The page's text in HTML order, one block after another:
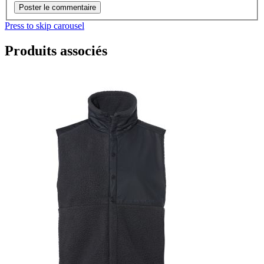
Poster le commentaire
Press to skip carousel
Produits associés